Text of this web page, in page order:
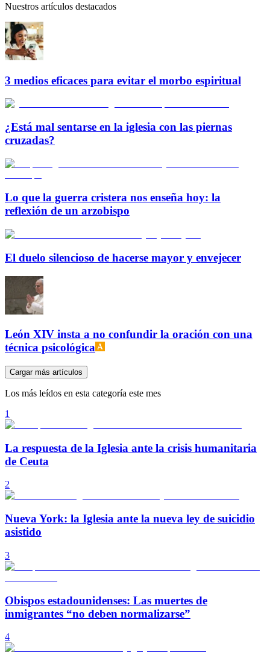
Nuestros artículos destacados
3 medios eficaces para evitar el morbo espiritual
¿Está mal sentarse en la iglesia con las piernas
cruzadas?
Lo que la guerra cristera nos enseña hoy: la
reflexión de un arzobispo
El duelo silencioso de hacerse mayor y envejecer
León XIV insta a no confundir la oración con una
técnica psicológica
Cargar más artículos
Los más leídos en esta categoría este mes
1
La respuesta de la Iglesia ante la crisis humanitaria
de Ceuta
2
Nueva York: la Iglesia ante la nueva ley de suicidio
asistido
3
Obispos estadounidenses: Las muertes de
inmigrantes “no deben normalizarse”
4